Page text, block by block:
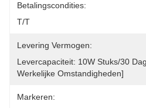
Betalingscondities:
T/T
Levering Vermogen:
Levercapaciteit: 10W Stuks/30
Werkelijke Omstandigheden]
Markeren: